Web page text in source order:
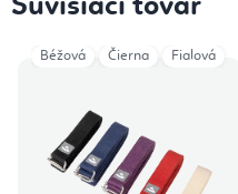
Súvisiaci tovar
Béžová Čierna Fialová